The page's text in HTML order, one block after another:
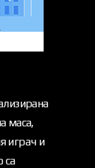
маса,
играч и
са